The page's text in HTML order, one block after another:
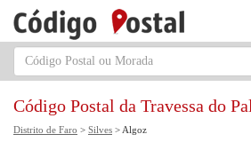
Código Postal da Travessa do
Distrito de Faro > Silves > Algoz